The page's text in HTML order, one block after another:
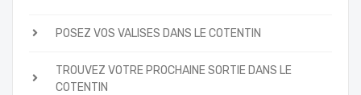
POSEZ VOS VALISES DANS LE COTENTIN
TROUVEZ VOTRE PROCHAINE SORTIE DANS LE
COTENTIN